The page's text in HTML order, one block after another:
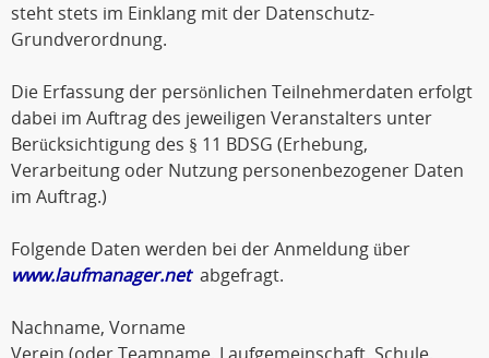
steht stets im Einklang mit der Datenschutz-
Grundverordnung.
Die Erfassung der persönlichen Teilnehmerdaten erfolgt
dabei im Auftrag des jeweiligen Veranstalters unter
Berücksichtigung des § 11 BDSG (Erhebung,
Verarbeitung oder Nutzung personenbezogener Daten
im Auftrag.)
Folgende Daten werden bei der Anmeldung über
www.laufmanager.netabgefragt.
Nachname, Vorname